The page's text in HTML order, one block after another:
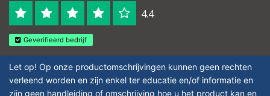
4.4
Geverifieerd bedrijf
Let op! Op onze productomschrijvingen kunnen geen rechten
verleend worden en zijn enkel ter educatie en/of informatie en
zijn geen handleiding of omschrijving hoe u het product kan en